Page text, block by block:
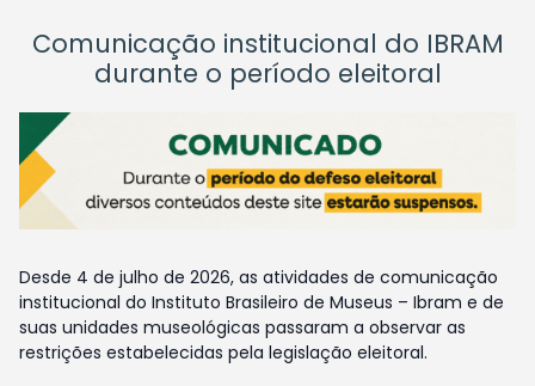
Comunicação institucional do IBRAM
durante o período eleitoral
Desde 4 de julho de 2026, as atividades de comunicação
institucional do Instituto Brasileiro de Museus – Ibram e de
suas unidades museológicas passaram a observar as
restrições estabelecidas pela legislação eleitoral.